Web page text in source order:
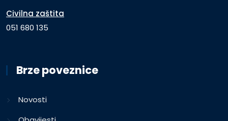
Civilna zaštita
051 680 135
Brze poveznice
Novosti